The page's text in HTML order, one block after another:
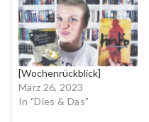
[Wochenrückblick]
März 26, 2023
In "Dies & Das"